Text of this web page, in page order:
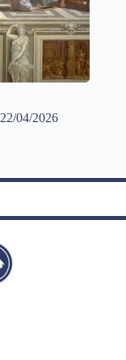
22/04/2026